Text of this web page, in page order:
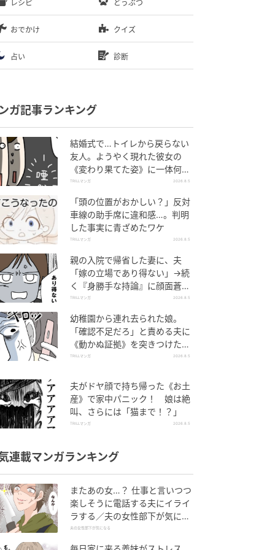
レシピ どうぶつ
おでかけ クイズ
占い 診断
ガ記事ランキング
結婚式で…トイレから戻らない
友人。ようやく現れた彼女の
《変わり果てた姿》に一体何
が！？
TRILLマンガ 2026.8.5
「頭の位置がおかしい？」反対
車線の助手席に違和感…。判明
した事実に青ざめたワケ
TRILLマンガ 2026.8.5
親の入院で帰省した妻に、夫
「嫁の立場であり得ない」→続
く『身勝手な持論』に顔面蒼
白！
TRILLマンガ 2026.8.5
幼稚園から連れ去られた娘。
「確認不足だろ」と責める夫に
《動かぬ証拠》を突きつけた結
果
TRILLマンガ 2026.8.5
夫がドヤ顔で持ち帰った《お土
産》で家中パニック！ 娘は絶
叫、さらには「猫まで！？」
TRILLマンガ 2026.8.5
連載マンガランキング
またあの女…？ 仕事と言いつつ
楽しそうに電話する夫にイライ
ラする／夫の女性部下が気にな
る（1）【夫婦の危機 まんが】
夫の女性部下が気になる